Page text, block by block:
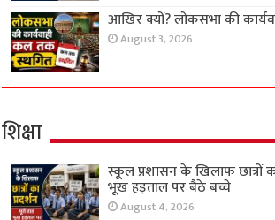
आखिर क्यों? लोकसभा की
August 3, 2026
शिक्षा
स्कूल प्रशासन के खिलाफ छात्रों
भूख हड़ताल पर बैठे बच्चे
August 4, 2026